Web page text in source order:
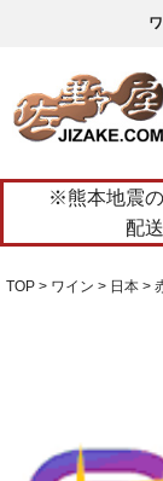
※熊本地震
配
TOP ワイン 日本